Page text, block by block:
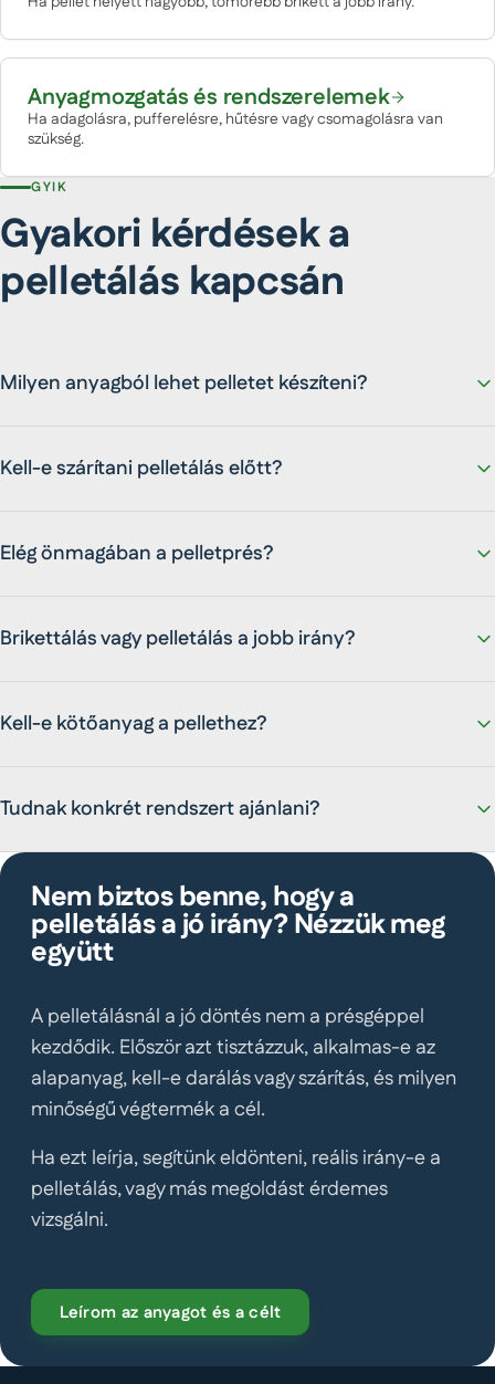
Anyagmozgatás és rendszerelemek
Ha adagolásra, pufferelésre, hűtésre vagy csomagolásra van
szükség.
GYIK
Gyakori kérdések a
pelletálás kapcsán
Milyen anyagból lehet pelletet készíteni?
Kell-e szárítani pelletálás előtt?
Elég önmagában a pelletprés?
Brikettálás vagy pelletálás a jobb irány?
Kell-e kötőanyag a pellethez?
Tudnak konkrét rendszert ajánlani?
Nem biztos benne, hogy a
pelletálás a jó irány? Nézzük meg
együtt
A pelletálásnál a jó döntés nem a présgéppel
kezdődik. Először azt tisztázzuk, alkalmas-e az
alapanyag, kell-e darálás vagy szárítás, és milyen
minőségű végtermék a cél.
Ha ezt leírja, segítünk eldönteni, reális irány-e a
pelletálás, vagy más megoldást érdemes
vizsgálni.
Leírom az anyagot és a célt